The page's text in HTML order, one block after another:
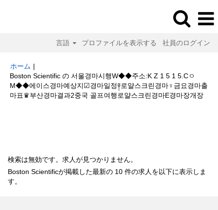
言語 プロファイルを表示する 社員のログイン
ホーム |
Boston Scientific の 서울경마시행W◆◆주소:K Z 1 5 1 5.Cㅇ
M◆◆에이스경마예상지☑경마일정༈로얄스크린경마♀금요경마출
마표♛부산경마결과2중국 골프여행로얄스크린경마E경마장개장(現
検索は無効です。求人が見つかりません。
Boston Scientificが掲載した最新の 10 件の求人を以下に表示しま
す。